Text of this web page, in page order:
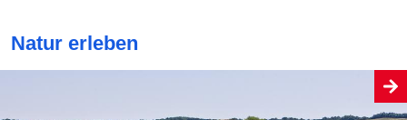
Natur erleben